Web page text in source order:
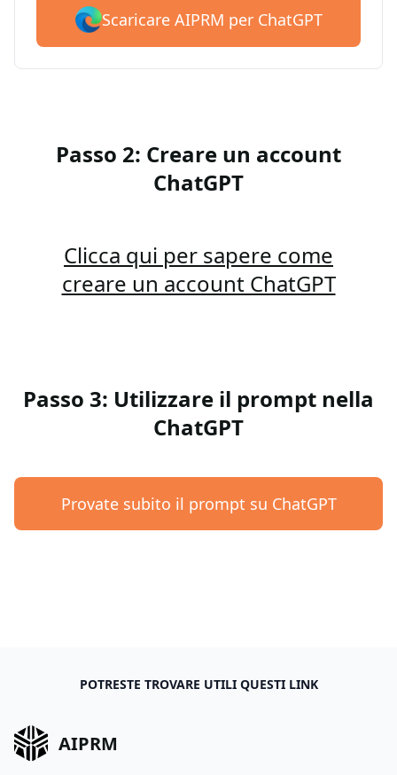
Scaricare AIPRM per ChatGPT
Passo 2: Creare un account
ChatGPT
Clicca qui per sapere come
creare un account ChatGPT
Passo 3: Utilizzare il prompt nella
ChatGPT
Provate subito il prompt su ChatGPT
POTRESTE TROVARE UTILI QUESTI LINK
AIPRM